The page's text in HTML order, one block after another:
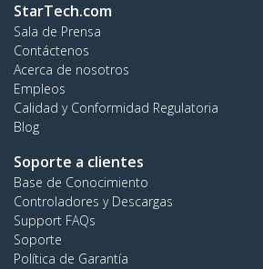
StarTech.com
Sala de Prensa
Contáctenos
Acerca de nosotros
Empleos
Calidad y Conformidad Regulatoria
Blog
Soporte a clientes
Base de Conocimiento
Controladores y Descargas
Support FAQs
Soporte
Política de Garantía